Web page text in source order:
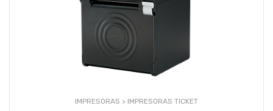
IMPRESORAS > IMPRESORAS TICKET